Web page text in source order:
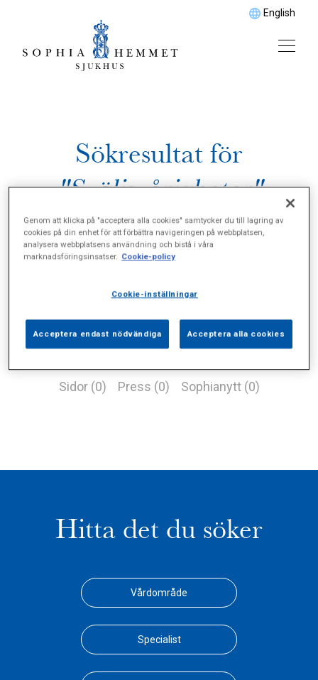
English
Sökresultat för
"Sväljsvårigheter"
Sidor (0) Press (0) Sophianytt (0)
Hitta det du söker
Vårdområde
Specialist
Genom att klicka på "acceptera alla cookies" samtycker du till lagring av
cookies på din enhet för att förbättra navigeringen på webbplatsen,
analysera webbplatsens användning och bistå i våra
marknadsföringsinsatser. Cookie-policy
Cookie-inställningar
Acceptera endast nödvändiga Acceptera alla cookies